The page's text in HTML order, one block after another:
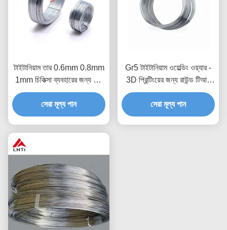
টাইটানিয়াম তার 0.6mm 0.8mm
1mm চিকিত্সা ব্যবহারের জন্য খাঁটি
টাইটানিয়াম তার
সেরা মূল্য পান
Gr5 টাইটানিয়াম ওয়েল্ডিং ওয়্যার -
3D প্রিন্টিংয়ের জন্য রাউন্ড টিআই
অ্যালয়
সেরা মূল্য পান